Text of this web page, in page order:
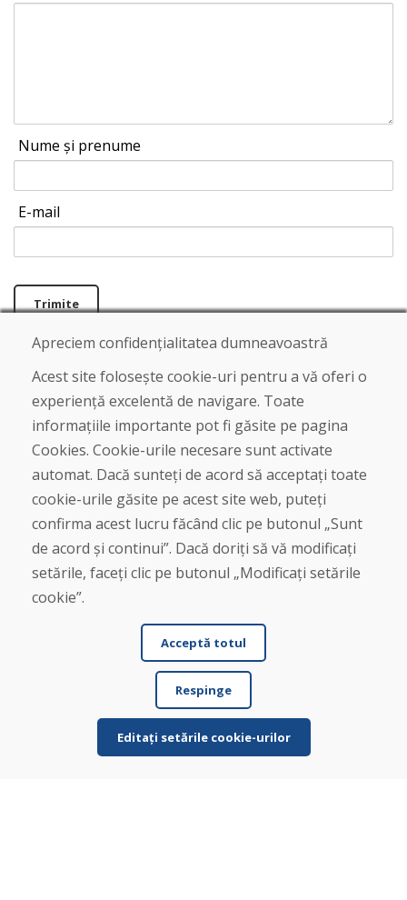
Nume și prenume
E-mail
Trimite
Linia de asistență
+421 919 282 306
info@domivosport.ro
Despre noi
Blog
Despre noi
Contact
Magazin online
Termeni și condiții de afaceri
Livrare și plată
Plângere
Retur și schimb de mărfuri
Protecția datelor cu caracter personal
Cookies
Apreciem confidențialitatea dumneavoastră
Acest site folosește cookie-uri pentru a vă oferi o
experiență excelentă de navigare. Toate
informațiile importante pot fi găsite pe pagina
Cookies. Cookie-urile necesare sunt activate
automat. Dacă sunteți de acord să acceptați toate
cookie-urile găsite pe acest site web, puteți
confirma acest lucru făcând clic pe butonul „Sunt
de acord și continui”. Dacă doriți să vă modificați
setările, faceți clic pe butonul „Modificați setările
cookie”.
Acceptă totul
Respinge
Editați setările cookie-urilor